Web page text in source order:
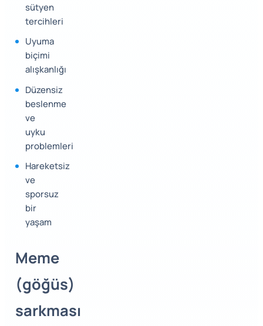
sütyen
tercihleri
Uyuma
biçimi
alışkanlığı
Düzensiz
beslenme
ve
uyku
problemleri
Hareketsiz
ve
sporsuz
bir
yaşam
Meme
(göğüs)
sarkması